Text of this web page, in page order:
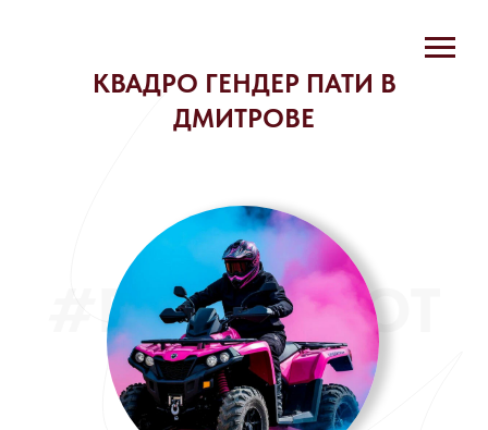
#POLETPILOT
КВАДРО ГЕНДЕР ПАТИ В
ДМИТРОВЕ